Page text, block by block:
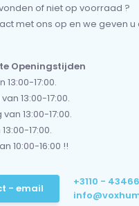
of niet op voorraad ?
met ons op en we geven u
Openingstijden
13:00-17:00.
13:00-17:00.
13:00-17:00.
17:00.
10:00-16:00 !!
- email
+3110 -